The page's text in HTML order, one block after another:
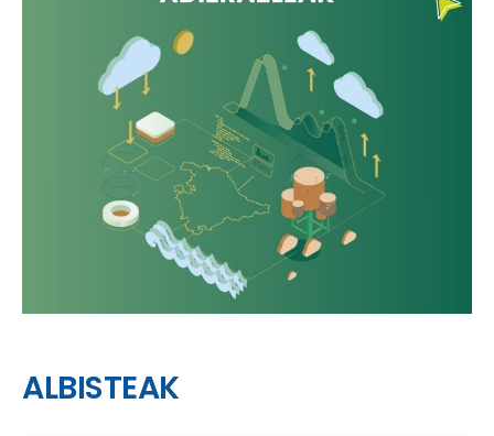
ALBISTEAK